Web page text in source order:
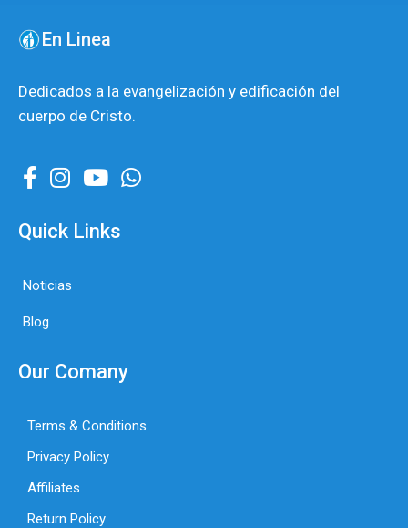
En Linea
Dedicados a la evangelización y edificación del
cuerpo de Cristo.
Quick Links
Noticias
Blog
Our Comany
Terms & Conditions
Privacy Policy
Affiliates
Return Policy